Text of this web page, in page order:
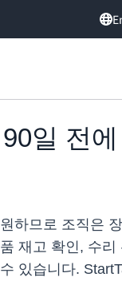
일 전
므로 조직은
재고 확인, 수
있습니다.